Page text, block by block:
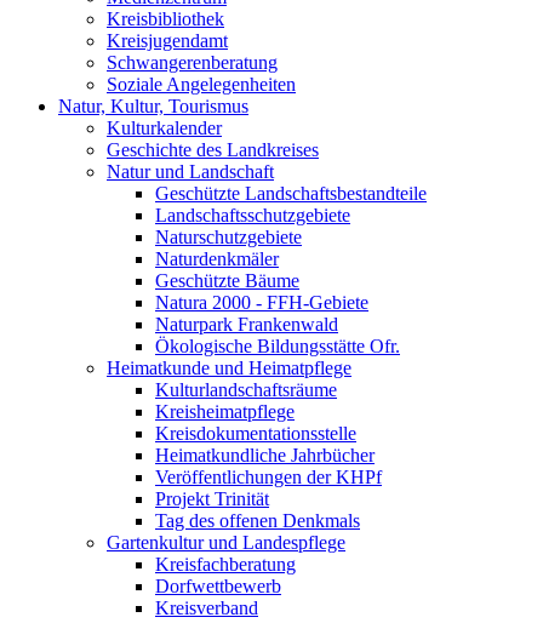
Kreisbibliothek
Kreisjugendamt
Schwangerenberatung
Soziale Angelegenheiten
Natur, Kultur, Tourismus
Kulturkalender
Geschichte des Landkreises
Natur und Landschaft
Geschützte Landschaftsbestandteile
Landschaftsschutzgebiete
Naturschutzgebiete
Naturdenkmäler
Geschützte Bäume
Natura 2000 - FFH-Gebiete
Naturpark Frankenwald
Ökologische Bildungsstätte Ofr.
Heimatkunde und Heimatpflege
Kulturlandschaftsräume
Kreisheimatpflege
Kreisdokumentationsstelle
Heimatkundliche Jahrbücher
Veröffentlichungen der KHPf
Projekt Trinität
Tag des offenen Denkmals
Gartenkultur und Landespflege
Kreisfachberatung
Dorfwettbewerb
Kreisverband